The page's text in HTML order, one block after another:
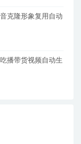
克隆形象复用自动
播带货视频自动生